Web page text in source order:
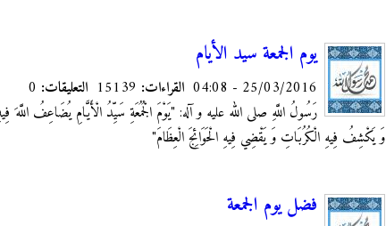
يوم الجمعة سيد الأيام
25/03/2016 - 04:08 القراءات: التعليقات:
رَسُولُ اللَّهِ صلى الله عليه و آله: "يَوْمَ‏ الْجُمُعَةِ سَيِّدُ الْأَيَّامِ يُضَاعِفُ
وَ يَكْشِفُ فِيهِ الْكُرُبَاتِ وَ يَقْضِي فِيهِ الْحَوَائِجَ الْعِظَامَ"
فضل يوم الجمعة